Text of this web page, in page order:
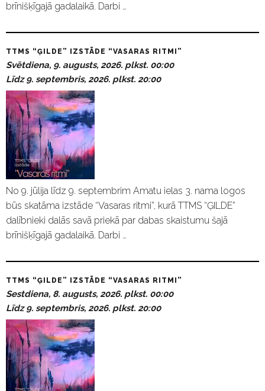
brīnišķīgajā gadalaikā. Darbi …
TTMS “ĢILDE” IZSTĀDE “VASARAS RITMI”
Svētdiena, 9. augusts, 2026. plkst. 00:00
Līdz 9. septembris, 2026. plkst. 20:00
No 9. jūlija līdz 9. septembrim Amatu ielas 3. nama logos
būs skatāma izstāde “Vasaras ritmi”, kurā TTMS “ĢILDE”
dalībnieki dalās savā priekā par dabas skaistumu šajā
brīnišķīgajā gadalaikā. Darbi …
TTMS “ĢILDE” IZSTĀDE “VASARAS RITMI”
Sestdiena, 8. augusts, 2026. plkst. 00:00
Līdz 9. septembris, 2026. plkst. 20:00